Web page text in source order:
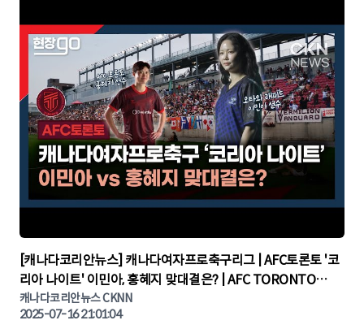
▶
[캐나다코리안뉴스] 캐나다여자프로축구리그 | AFC토론토 '코
리아 나이트' 이민아, 홍혜지 맞대결은? | AFC TORONTO
KOREA NIGHT | 캐나다뉴스 | 토론토뉴스
캐나다코리안뉴스 CKNN
2025-07-16 21:01:04